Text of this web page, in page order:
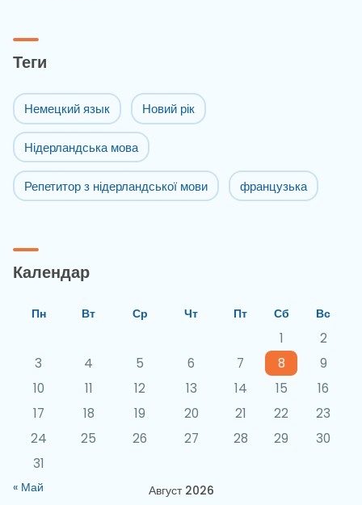
Теги
Немецкий язык Новий рік
Нідерландська мова
Репетитор з нідерландської мови французька
Календар
Август 2026
Пн Вт Ср Чт Пт Сб Вс
1
2
3
4 5 6 7 8
9
10
11 12 13 14 15
16
17
18 19 20 21 22
23
24
25 26 27 28 29
30
31
« Май